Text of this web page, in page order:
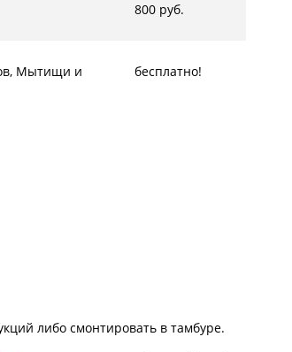
800 руб.
Мытищи и
бесплатно!
либо смонтировать в тамбуре.